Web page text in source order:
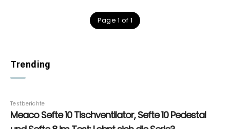
Page 1 of 1
Trending